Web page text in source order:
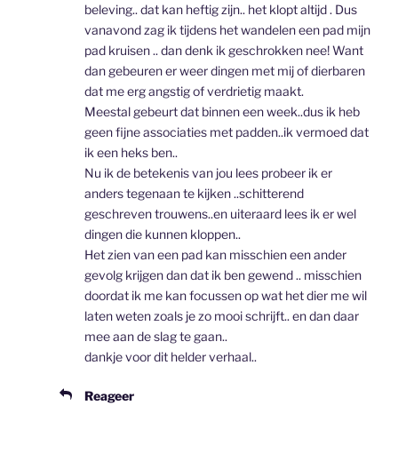
beleving.. dat kan heftig zijn.. het klopt altijd . Dus
vanavond zag ik tijdens het wandelen een pad mijn
pad kruisen .. dan denk ik geschrokken nee! Want
dan gebeuren er weer dingen met mij of dierbaren
dat me erg angstig of verdrietig maakt.
Meestal gebeurt dat binnen een week..dus ik heb
geen fijne associaties met padden..ik vermoed dat
ik een heks ben..
Nu ik de betekenis van jou lees probeer ik er
anders tegenaan te kijken ..schitterend
geschreven trouwens..en uiteraard lees ik er wel
dingen die kunnen kloppen..
Het zien van een pad kan misschien een ander
gevolg krijgen dan dat ik ben gewend .. misschien
doordat ik me kan focussen op wat het dier me wil
laten weten zoals je zo mooi schrijft.. en dan daar
mee aan de slag te gaan..
dankje voor dit helder verhaal..
Reageer